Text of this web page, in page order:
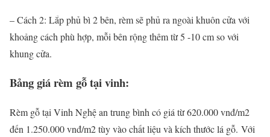
– Cách 2: Lắp phủ bì 2 bên, rèm sẽ phủ ra ngoài khuôn cửa với
khoảng cách phù hợp, mỗi bên rộng thêm từ 5 -10 cm so với
khung cửa.
Bảng giá rèm gỗ tại vinh:
Rèm gỗ tại Vinh Nghệ an trung bình có giá từ 620.000 vnđ/m2
đến 1.250.000 vnđ/m2 tùy vào chất liệu và kích thước lá gỗ. Với